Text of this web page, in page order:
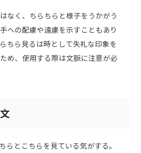
なく、ちらちらと様子をうかがう
への配慮や遠慮を示すこともあり
ちら見るは時として失礼な印象を
め、使用する際は文脈に注意が必
らとこちらを見ている気がする。